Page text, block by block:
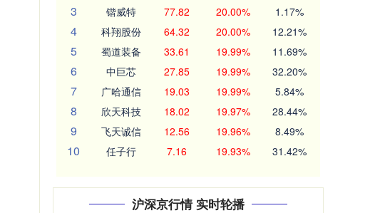
3 锴威特 77.82 20.00% 1.17%
4 科翔股份 64.32 20.00% 12.21%
5 蜀道装备 33.61 19.99% 11.69%
6 中巨芯 27.85 19.99% 32.20%
7 广哈通信 19.03 19.99% 5.84%
8 欣天科技 18.02 19.97% 28.44%
9 飞天诚信 12.56 19.96% 8.49%
10 任子行 7.16 19.93% 31.42%
沪深京行情 实时轮播